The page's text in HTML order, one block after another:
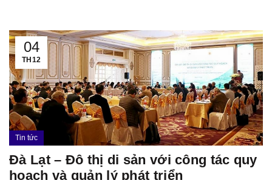
04
TH12
Tin tức
Đà Lạt – Đô thị di sản với công tác quy
hoạch và quản lý phát triển